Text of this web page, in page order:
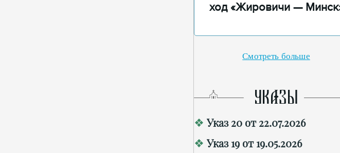
ход «Жировичи —
Смотреть больше
УКАЗЫ
Указ 20 от 22.07.2026
Указ 19 от 19.05.2026